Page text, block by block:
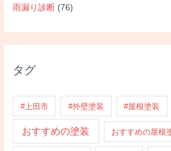
雨漏り診断 (76)
タグ
#上田市 #外壁塗装 #屋根塗装
おすすめの塗装 おすすめの屋根